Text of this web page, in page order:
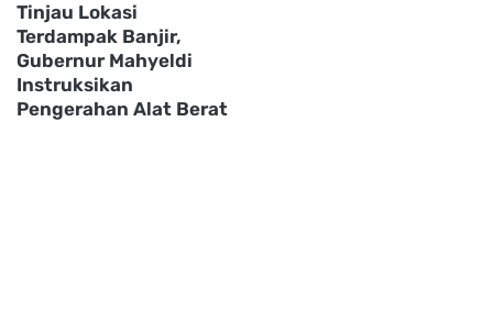
Tinjau Lokasi
Terdampak Banjir,
Gubernur Mahyeldi
Instruksikan
Pengerahan Alat Berat